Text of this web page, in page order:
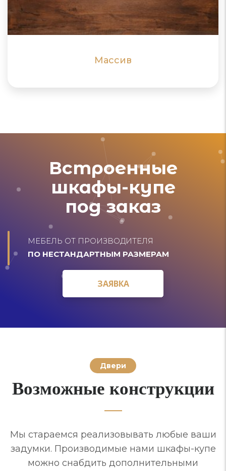
Массив
дерева
ПОДРОБНЕЕ
ПОДРОБНЕЕ
Встроенные
шкафы-купе
под заказ
МЕБЕЛЬ ОТ ПРОИЗВОДИТЕЛЯ
ПО НЕСТАНДАРТНЫМ РАЗМЕРАМ
ЗАЯВКА
ЗАЯВКА
Двери
Возможные конструкции
Мы стараемся реализовывать любые ваши
задумки. Производимые нами шкафы-купе
можно снабдить дополнительными